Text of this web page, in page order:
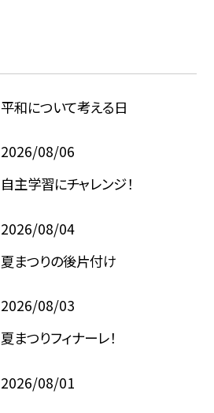
平和について考える日
2026/08/06
自主学習にチャレンジ！
2026/08/04
夏まつりの後片付け
2026/08/03
夏まつりフィナーレ！
2026/08/01